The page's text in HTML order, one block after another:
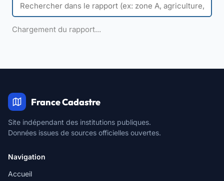
Chargement du rapport...
France Cadastre
Site indépendant des institutions publiques.
Données issues de sources officielles ouvertes.
Navigation
Accueil